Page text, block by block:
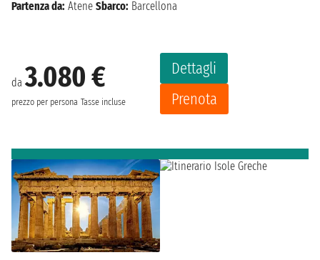
da3.080 €
prezzo per persona Tasse incluse
Dettagli
Prenota
Partenza da: Atene Sbarco: Barcellona